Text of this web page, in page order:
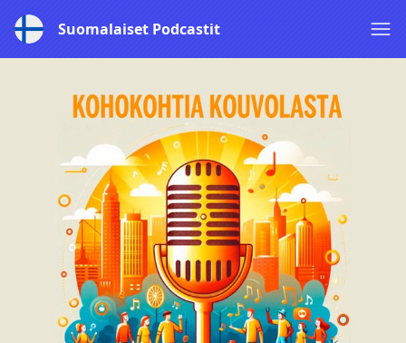
Suomalaiset Podcastit